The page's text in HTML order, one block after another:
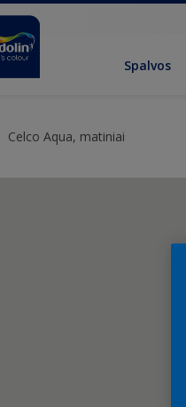
Spalvos
Celco Aqua, matiniai